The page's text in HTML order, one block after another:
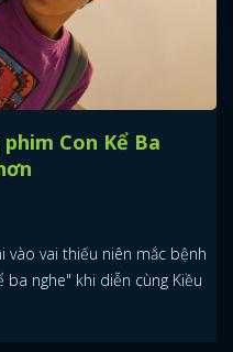
Con Kể Ba
vào vai thiếu niên mắc bệnh
nghe" khi diễn cùng Kiều